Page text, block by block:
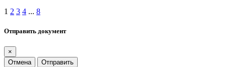
1 2 3 4 ... 8
Отправить документ
×
Отмена
Отправить